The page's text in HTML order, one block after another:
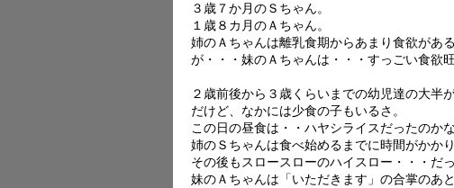
３歳７か月のＳちゃん。
１歳８カ月のＡちゃん。
姉のＡちゃんは離乳食期からあまり食欲があ
が・・・妹のＡちゃんは・・・すっごい食欲旺
２歳前後から３歳くらいまでの幼児達の大半
だけど、なかには少食の子もいるさ。
この日の昼食は・・ハヤシライスだったのか
姉のＳちゃんは食べ始めるまでに時間がかかり
その後もスロースローのハイスロー・・・だっ
妹のＡちゃんは「いただきます」の合掌のあと